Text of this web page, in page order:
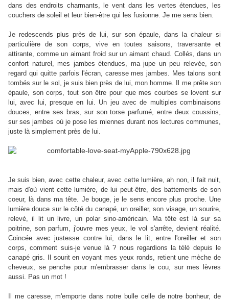
dans des endroits charmants, le vent dans les vertes étendues, les
couchers de soleil et leur bien-être qui les fusionne. Je me sens bien.
Je redescends plus près de lui, sur son épaule, dans la chaleur si
particulière de son corps, vive en toutes saisons, traversante et
attirante, comme un aimant froid sur un aimant chaud. Collés, dans un
confort naturel, mes jambes étendues, ma jupe un peu relevée, son
regard qui quitte parfois l'écran, caresse mes jambes. Mes talons sont
tombés sur le sol, je suis bien près de lui, mon homme. Il me prête son
épaule, son corps, tout son être pour que mes courbes se lovent sur
lui, avec lui, presque en lui. Un jeu avec de multiples combinaisons
douces, entre ses bras, sur son torse parfumé, entre deux coussins,
sur ses jambes où je pose les miennes durant nos lectures communes,
juste là simplement près de lui.
Je suis bien, avec cette chaleur, avec cette lumière, ah non, il fait nuit,
mais d'où vient cette lumière, de lui peut-être, des battements de son
coeur, là dans ma tête. Je bouge, je le sens encore plus proche. Une
lumière douce sur le côté du canapé, un oreiller, son visage, un sourire,
relevé, il lit un livre, un polar sino-américain. Ma tête est là sur sa
poitrine, son parfum, j'ouvre mes yeux, le vol s'arrête, devient réalité.
Coincée avec justesse contre lui, dans le lit, entre l'oreiller et son
corps, comment suis-je venue là ? nous regardions la télé depuis le
canapé gris. Il sourit en voyant mes yeux ronds, retient une mèche de
cheveux, se penche pour m'embrasser dans le cou, sur mes lèvres
aussi. Pas un mot !
Il me caresse, m'emporte dans notre bulle celle de notre bonheur, de